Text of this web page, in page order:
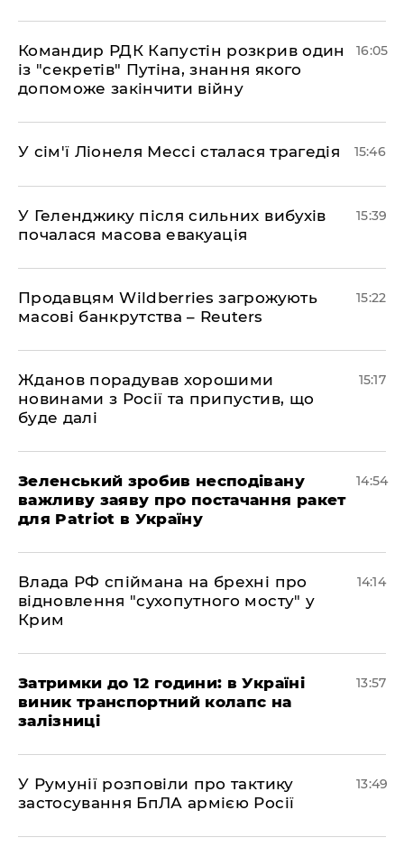
Командир РДК Капустін розкрив один
із "секретів" Путіна, знання якого
допоможе закінчити війну
16:05
У сім'ї Ліонеля Мессі сталася трагедія 15:46
У Геленджику після сильних вибухів
почалася масова евакуація
15:39
Продавцям Wildberries загрожують
масові банкрутства – Reuters
15:22
Жданов порадував хорошими
новинами з Росії та припустив, що
буде далі
15:17
Зеленський зробив несподівану
важливу заяву про постачання ракет
для Patriot в Україну
14:54
Влада РФ спіймана на брехні про
відновлення "сухопутного мосту" у
Крим
14:14
Затримки до 12 години: в Україні
виник транспортний колапс на
залізниці
13:57
У Румунії розповіли про тактику
застосування БпЛА армією Росії
13:49